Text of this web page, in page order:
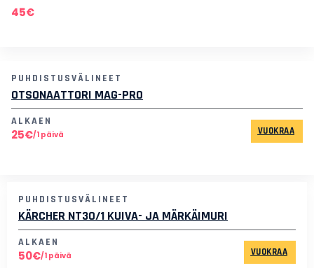
45€
PUHDISTUSVÄLINEET
OTSONAATTORI MAG-PRO
ALKAEN
25€/1 päivä VUOKRAA
PUHDISTUSVÄLINEET
KÄRCHER NT30/1 KUIVA- JA MÄRKÄIMURI
ALKAEN
50€/1 päivä VUOKRAA